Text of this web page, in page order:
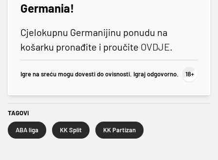
Germania!
Cjelokupnu Germanijinu ponudu na
košarku pronađite i proučite OVDJE.
Igre na sreću mogu dovesti do ovisnosti. Igraj odgovorno.
TAGOVI
ABA liga KK Split KK Partizan